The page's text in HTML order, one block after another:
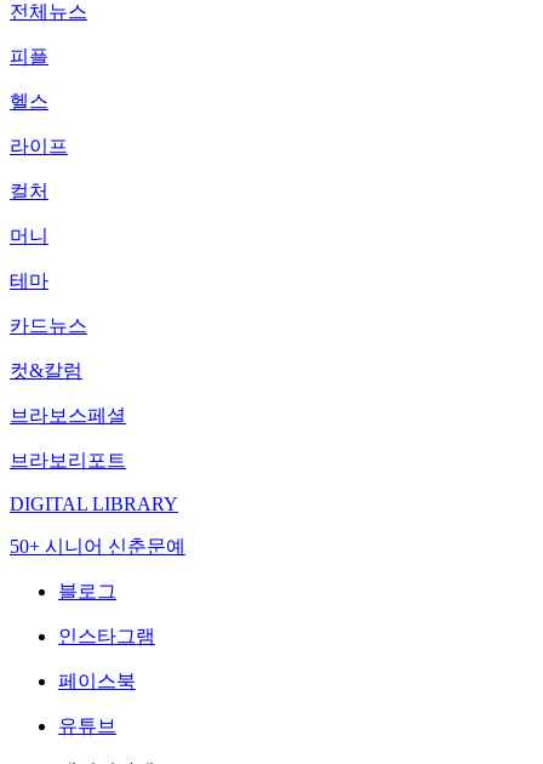
전체뉴스
피플
헬스
라이프
컬처
머니
테마
카드뉴스
컷&칼럼
브라보스페셜
브라보리포트
DIGITAL LIBRARY
50+ 시니어 신춘문예
블로그
인스타그램
페이스북
유튜브